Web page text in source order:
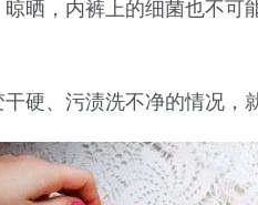
晒，内裤上的细菌也不
硬、污渍洗不净的情况，